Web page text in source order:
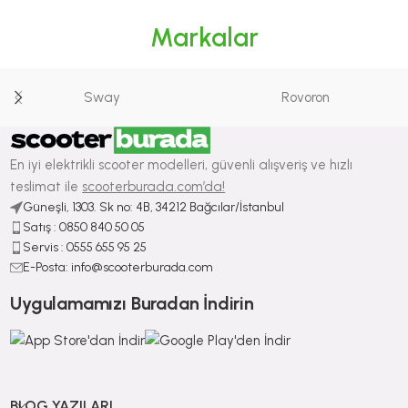
Markalar
Sway Rovoron
En iyi elektrikli scooter modelleri, güvenli alışveriş ve hızlı
teslimat ile scooterburada.com’da!
Güneşli, 1303. Sk no: 4B, 34212 Bağcılar/İstanbul
Satış : ⁠0850 840 50 05
Servis : 0555 655 95 25
E-Posta: info@scooterburada.com
Uygulamamızı Buradan İndirin